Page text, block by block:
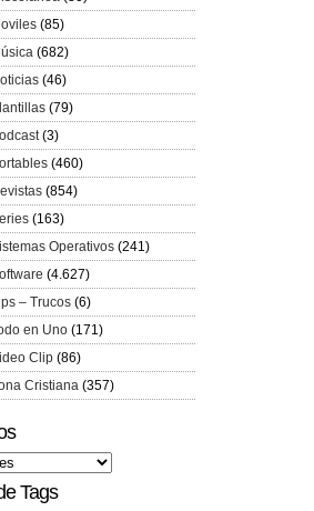
(85)
(682)
(46)
(79)
(3)
(460)
(854)
(163)
Operativos (241)
(4.627)
– Trucos (6)
en Uno (171)
Clip (86)
Cristiana (357)
Tags